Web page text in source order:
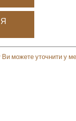
Ви можете уточнити у